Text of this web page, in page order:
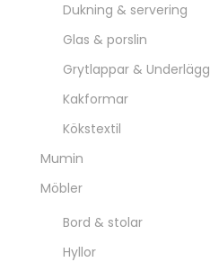
Dukning & servering
Glas & porslin
Grytlappar & Underlägg
Kakformar
Kökstextil
Mumin
Möbler
Bord & stolar
Hyllor